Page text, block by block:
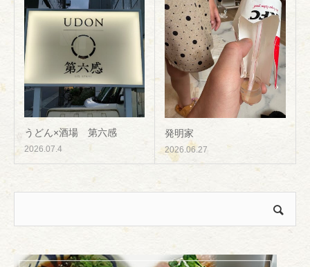
うどん×酒場 第六感
2026.07.4
発明家
2026.06.27